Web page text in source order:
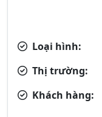
Loại hình:
Thị trường:
Khách hàng: